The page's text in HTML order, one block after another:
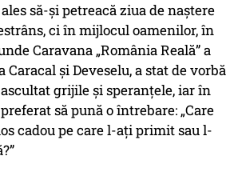
să-și petreacă ziua de naștere
ci în mijlocul oamenilor, în
Caravana „România Reală” a
Caracal și Deveselu, a stat de vorbă
grijile și speranțele, iar în
să pună o întrebare: „Care
cadou pe care l-ați primit sau l-